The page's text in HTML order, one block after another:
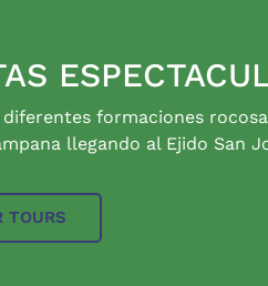
diferentes formaciones
llegando al Ejido San
TOURS